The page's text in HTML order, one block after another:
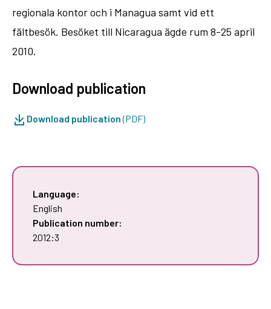
regionala kontor och i Managua samt vid ett
fältbesök. Besöket till Nicaragua ägde rum 8-25 april
2010.
Download publication
Download publication(PDF)
Language:
English
Publication number:
2012:3